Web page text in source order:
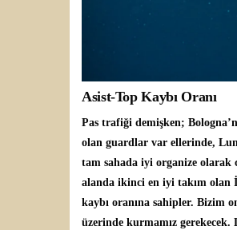
Asist-Top Kaybı Oranı
Pas trafiği demişken;
olan guardlar var ellerinde,
tam sahada iyi organize olarak
alanda ikinci en iyi takım olan
kaybı oranına sahipler. Bizim
üzerinde kurmamız